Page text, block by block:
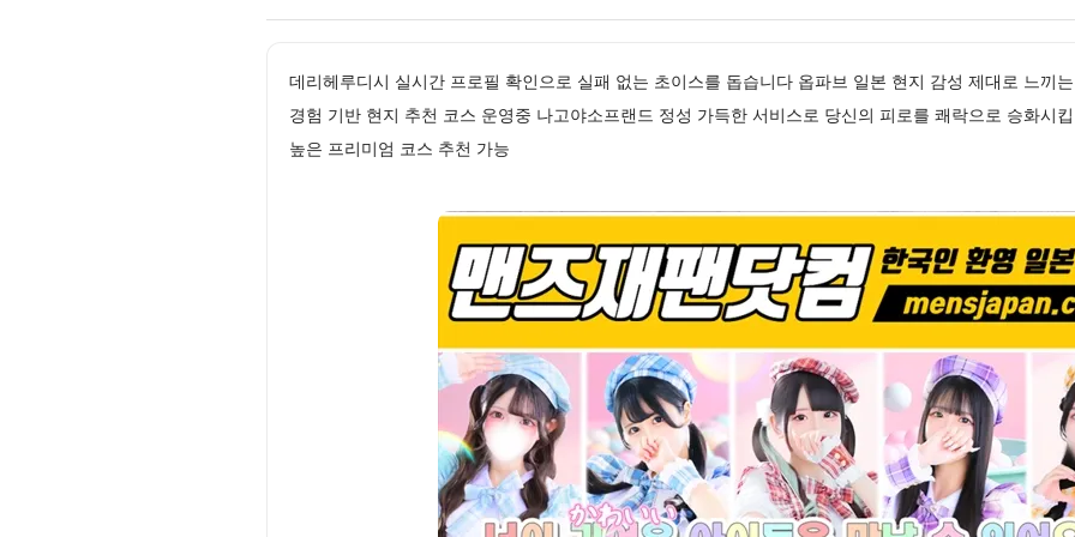
데리헤루디시 실시간 프로필 확인으로 실패 없는 초이스를 돕습니다 옵파브 일본 현지 감성 제대로 느끼
경험 기반 현지 추천 코스 운영중 나고야소프랜드 정성 가득한 서비스로 당신의 피로를 쾌락으로 승화시
높은 프리미엄 코스 추천 가능